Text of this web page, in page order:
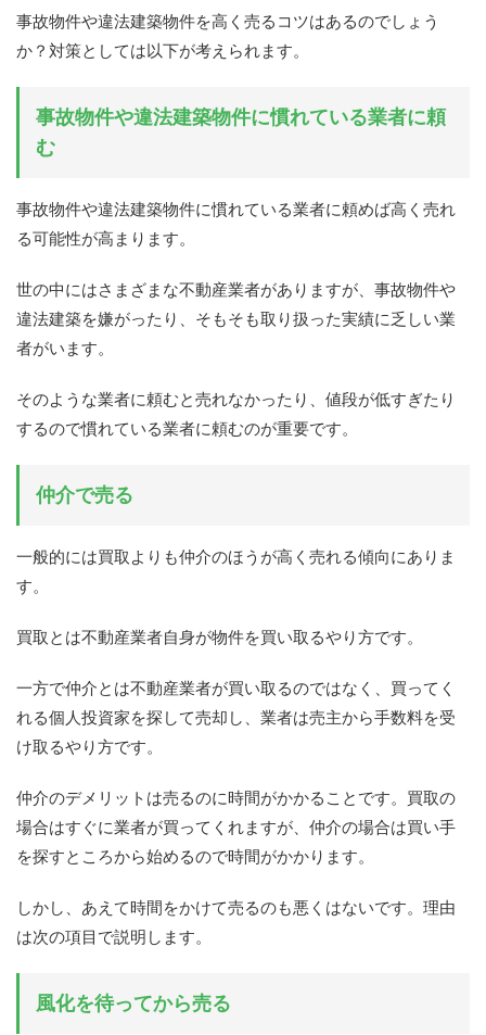
事故物件や違法建築物件を高く売るコツはあるのでしょう
か？対策としては以下が考えられます。
事故物件や違法建築物件に慣れている業者に頼
む
事故物件や違法建築物件に慣れている業者に頼めば高く売れ
る可能性が高まります。
世の中にはさまざまな不動産業者がありますが、事故物件や
違法建築を嫌がったり、そもそも取り扱った実績に乏しい業
者がいます。
そのような業者に頼むと売れなかったり、値段が低すぎたり
するので慣れている業者に頼むのが重要です。
仲介で売る
一般的には買取よりも仲介のほうが高く売れる傾向にありま
す。
買取とは不動産業者自身が物件を買い取るやり方です。
一方で仲介とは不動産業者が買い取るのではなく、買ってく
れる個人投資家を探して売却し、業者は売主から手数料を受
け取るやり方です。
仲介のデメリットは売るのに時間がかかることです。買取の
場合はすぐに業者が買ってくれますが、仲介の場合は買い手
を探すところから始めるので時間がかかります。
しかし、あえて時間をかけて売るのも悪くはないです。理由
は次の項目で説明します。
風化を待ってから売る